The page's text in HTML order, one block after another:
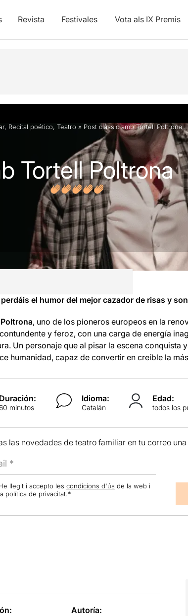
Revista Festivales Vota als IX Premis
Opiniones Artículos
, Recital poético, Teatro » Post clàssic amb Tortell Poltrona
Tortell Poltrona
perdáis el humor del mejor cazador de risas y
, uno de los pioneros europeos en la
y feroz, con una carga de energía
Un personaje que al pisar la escena conquista
humanidad, capaz de convertir en creíble la
Duración:
60 minutos
Idioma:
Catalán
Edad:
todos los
las novedades de teatro familiar en tu correo
llegit i accepto les condicions d'ús de la web i
política de privacitat.*
Autoría: